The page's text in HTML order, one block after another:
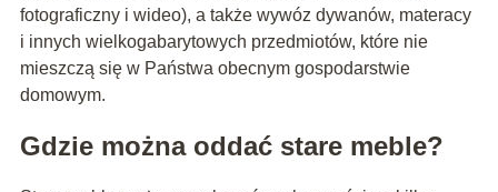
fotograficzny i wideo), a także wywóz dywanów, materacy
i innych wielkogabarytowych przedmiotów, które nie
mieszczą się w Państwa obecnym gospodarstwie
domowym.
Gdzie można oddać stare meble?